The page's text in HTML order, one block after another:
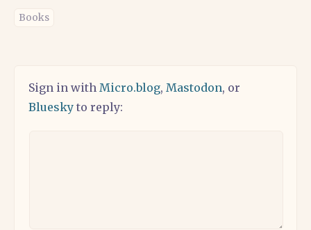
Books
Sign in with Micro.blog, Mastodon, or
Bluesky to reply: